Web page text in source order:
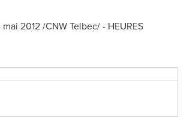
mai 2012 /CNW Telbec/ - HEURES